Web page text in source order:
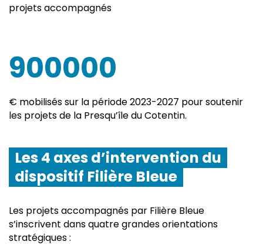
projets accompagnés
Chiffres clés
900000
€ mobilisés sur la période 2023-2027 pour soutenir
les projets de la Presqu’île du Cotentin.
Les 4 axes d’intervention du
dispositif Filière Bleue
Les projets accompagnés par Filière Bleue
s’inscrivent dans quatre grandes orientations
stratégiques :